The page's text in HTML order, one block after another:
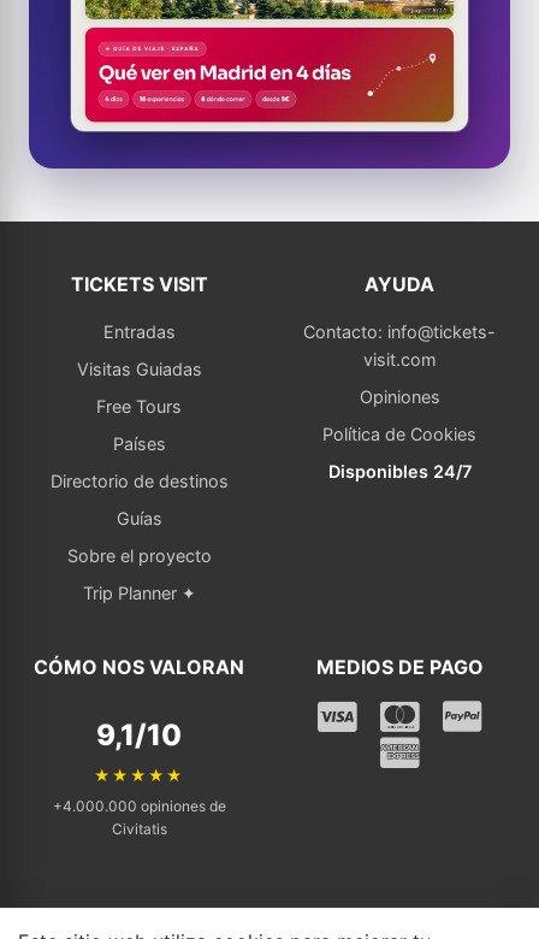
TICKETS VISIT
Entradas
Visitas Guiadas
Free Tours
Países
Directorio de destinos
Guías
Sobre el proyecto
Trip Planner ✦
AYUDA
Contacto: info@tickets-
visit.com
Opiniones
Política de Cookies
Disponibles 24/7
CÓMO NOS VALORAN
9,1/10
★★★★★
+4.000.000 opiniones de
Civitatis
MEDIOS DE PAGO